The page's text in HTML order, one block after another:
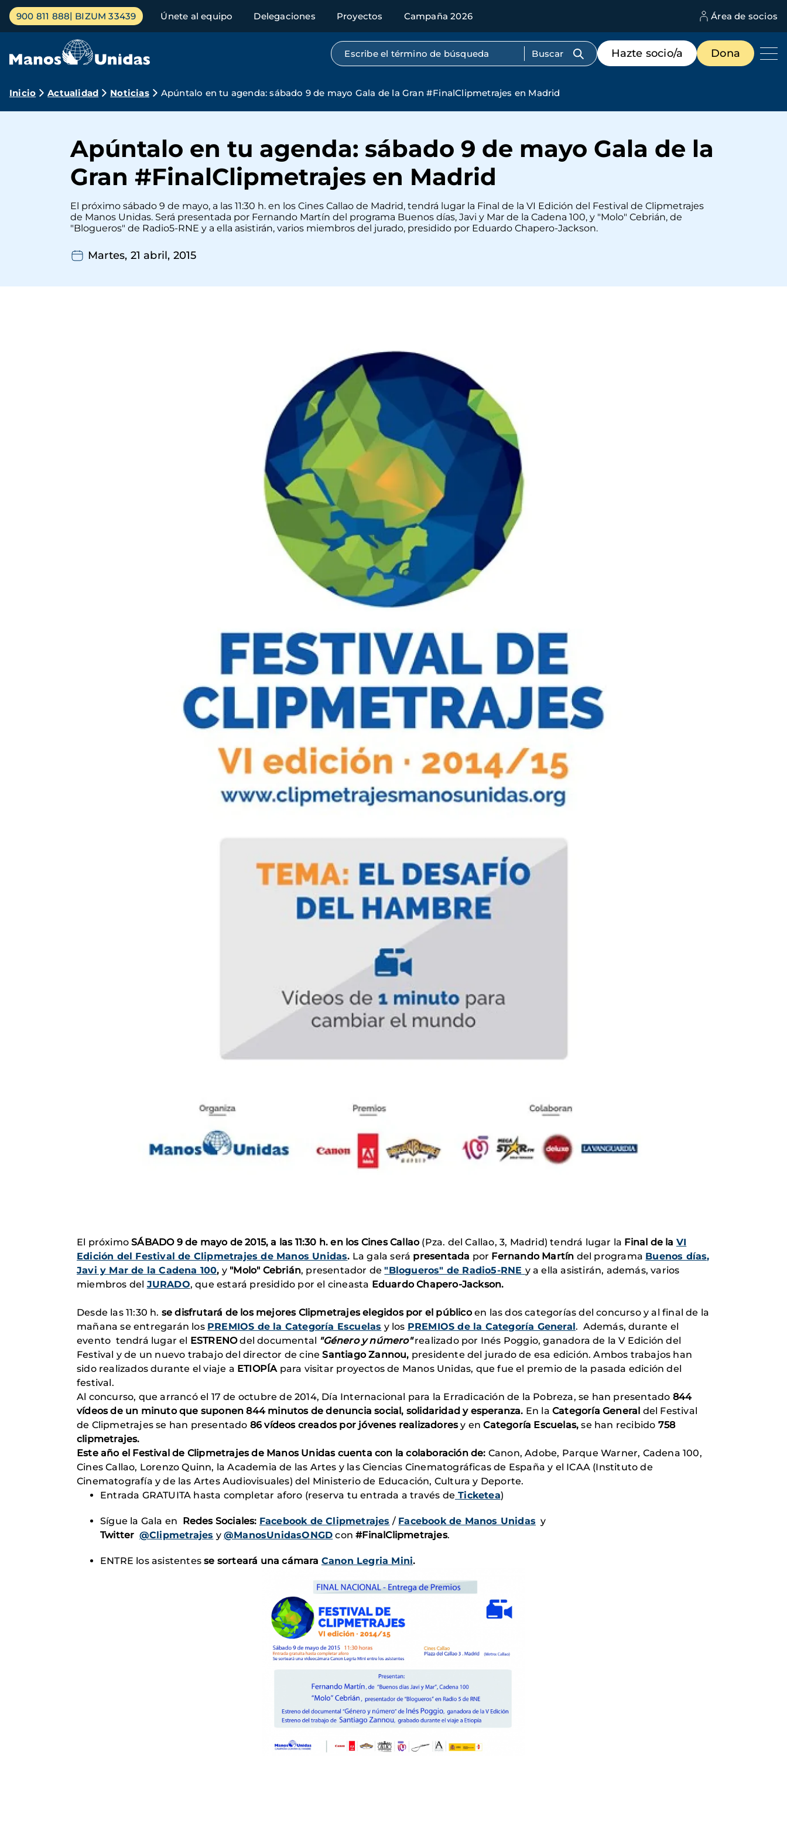
Pasar
contenido
Menú
principal
900 811 888 BIZUM 33439 Únete al equipo Delegaciones Proyectos Campaña 2026 Área de socios
Búsqueda por texto completo
Menú
de
destacados
Hazte socio/a Dona
Ruta
navegación
Inicio Actualidad Noticias Apúntalo en tu agenda: sábado 9 de mayo Gala de la Gran #FinalClipmetrajes en Madrid
Apúntalo en tu agenda: sábado 9 de mayo Gala de la
Gran #FinalClipmetrajes en Madrid
El próximo sábado 9 de mayo, a las 11:30 h. en los Cines Callao de Madrid, tendrá lugar la Final de la VI Edición del Festival de Clipmetrajes
de Manos Unidas. Será presentada por Fernando Martín del programa Buenos días, Javi y Mar de la Cadena 100, y "Molo" Cebrián, de
"Blogueros" de Radio5-RNE y a ella asistirán, varios miembros del jurado, presidido por Eduardo Chapero-Jackson.
Martes, 21 abril, 2015
El próximoSÁBADO 9 de mayo de 2015, a las 11:30 h.en losCines Callao (Pza. del Callao, 3, Madrid) tendrá lugar la Final de la VI
Edición del Festival de Clipmetrajes de Manos Unidas. La gala será presentada por Fernando Martín del programa Buenos días,
Javi y Mar de la Cadena 100, y "Molo" Cebrián, presentador de"Blogueros" de Radio5-RNE y a ella asistirán, además, varios
miembros del JURADO, que estará presidido por el cineasta Eduardo Chapero-Jackson.
Desde las 11:30 h. se disfrutará de los mejores Clipmetrajeselegidos por el público en las dos categorías del concurso y al final de la
mañana se entregarán los PREMIOS de la Categoría Escuelas y los PREMIOS de la Categoría General. Además, durante el
evento tendrá lugar el ESTRENOdel documental "Género y número"realizado por Inés Poggio, ganadora de la V Edición del
Festival y de un nuevo trabajo del director de cineSantiago Zannou, presidente del jurado de esa edición. Ambos trabajos han
sido realizados durante el viaje a ETIOPÍA para visitar proyectos de Manos Unidas, que fue el premio de la pasada edición del
festival.
Al concurso, que arrancó el 17 de octubre de 2014, Día Internacional para la Erradicación de la Pobreza, se han presentado 844
vídeos de un minuto que suponen 844 minutos de denuncia social, solidaridad y esperanza. En laCategoría General del Festival
de Clipmetrajes se han presentado 86 vídeos creados por jóvenes realizadoresy enCategoría Escuelas, se han recibido 758
clipmetrajes.
Este año el Festival de Clipmetrajes de Manos Unidas cuenta con la colaboración de: Canon, Adobe, Parque Warner, Cadena 100,
Cines Callao, Lorenzo Quinn, la Academia de las Artes y las Ciencias Cinematográficas de España y el ICAA (Instituto de
Cinematografía y de las Artes Audiovisuales) del Ministerio de Educación, Cultura y Deporte.
Entrada GRATUITA hasta completar aforo (reserva tu entrada a través de Ticketea)
Sígue la Gala en Redes Sociales: Facebook de Clipmetrajes / Facebook de Manos Unidas y
Twitter @Clipmetrajes y@ManosUnidasONGD con#FinalClipmetrajes.
ENTRE los asistentesse sorteará una cámara Canon Legria Mini.